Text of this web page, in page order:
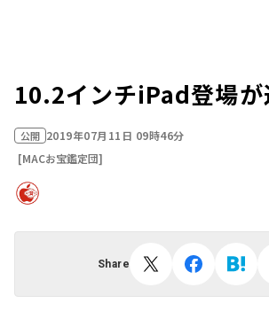
10.2インチiPad登場が
公開 2019年07月11日 09時46分
[MACお宝鑑定団]
Share